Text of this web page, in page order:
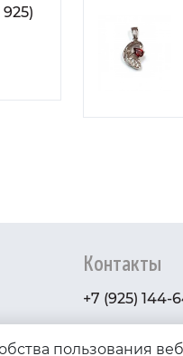
(Ag 925)
Контакты
+7 (925) 144-
пользования